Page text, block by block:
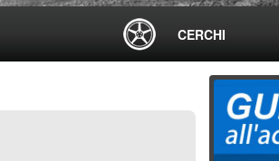
CERCHI